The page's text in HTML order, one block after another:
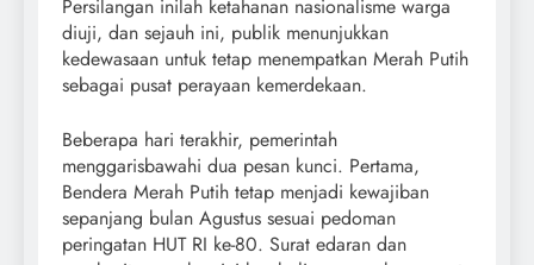
Persilangan inilah ketahanan nasionalisme warga
diuji, dan sejauh ini, publik menunjukkan
kedewasaan untuk tetap menempatkan Merah Putih
sebagai pusat perayaan kemerdekaan.
Beberapa hari terakhir, pemerintah
menggarisbawahi dua pesan kunci. Pertama,
Bendera Merah Putih tetap menjadi kewajiban
sepanjang bulan Agustus sesuai pedoman
peringatan HUT RI ke-80. Surat edaran dan